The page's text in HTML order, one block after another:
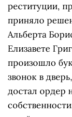
реституции,
приняло
Альберта
Елизавете
произошло
звонок в
достал ордер